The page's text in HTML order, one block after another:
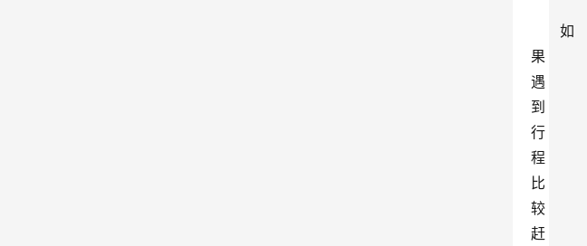
如
果
遇
到
行
程
比
较
赶